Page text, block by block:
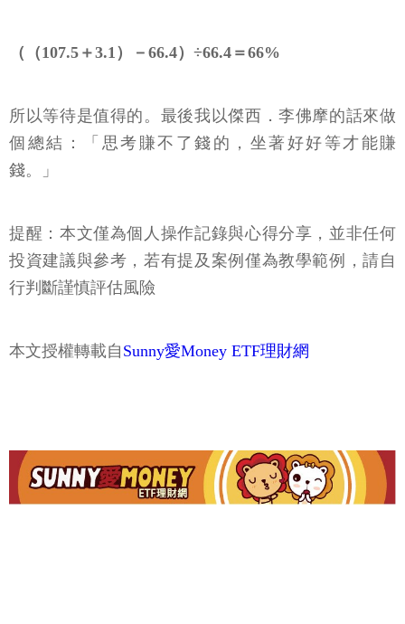
（（107.5＋3.1）－66.4）÷66.4＝66%
所以等待是值得的。最後我以傑西．李佛摩的話來做
個總結：「思考賺不了錢的，坐著好好等才能賺
錢。」
提醒：本文僅為個人操作記錄與心得分享，並非任何
投資建議與參考，若有提及案例僅為教學範例，請自
行判斷謹慎評估風險
本文授權轉載自 Sunny愛Money ETF理財網